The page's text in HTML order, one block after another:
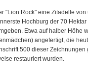
"Lion Rock" eine Zitadelle
Hochburg der 70
Etwa auf halber Höhe
angefertigt, die
500 dieser
restauriert wurden.